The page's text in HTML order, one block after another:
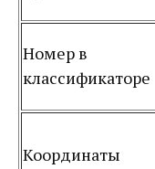
Номер в
классификаторе
Координаты